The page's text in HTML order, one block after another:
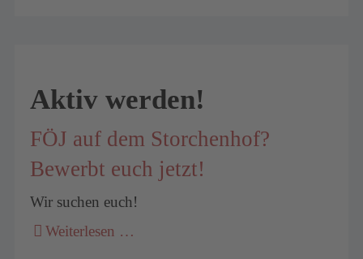
Aktiv werden!
FÖJ auf dem Storchenhof?
Bewerbt euch jetzt!
Wir suchen euch!
Weiterlesen …